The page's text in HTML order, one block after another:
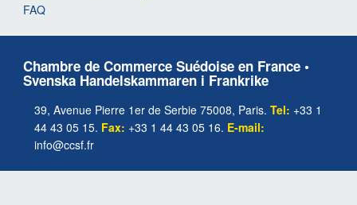
FAQ
Chambre de Commerce Suédoise en France •
Svenska Handelskammaren i Frankrike
39, Avenue Pierre 1er de Serbie 75008, Paris. Tel: +33 1
44 43 05 15. Fax: +33 1 44 43 05 16. E-mail:
info@ccsf.fr